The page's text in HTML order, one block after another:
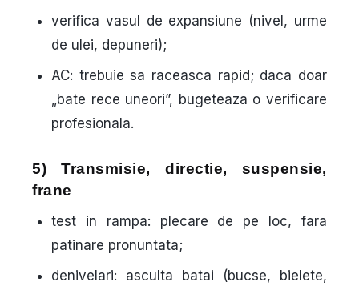
verifica vasul de expansiune (nivel, urme
de ulei, depuneri);
AC: trebuie sa raceasca rapid; daca doar
„bate rece uneori”, bugeteaza o verificare
profesionala.
5) Transmisie, directie, suspensie,
frane
test in rampa: plecare de pe loc, fara
patinare pronuntata;
denivelari: asculta batai (bucse, bielete,